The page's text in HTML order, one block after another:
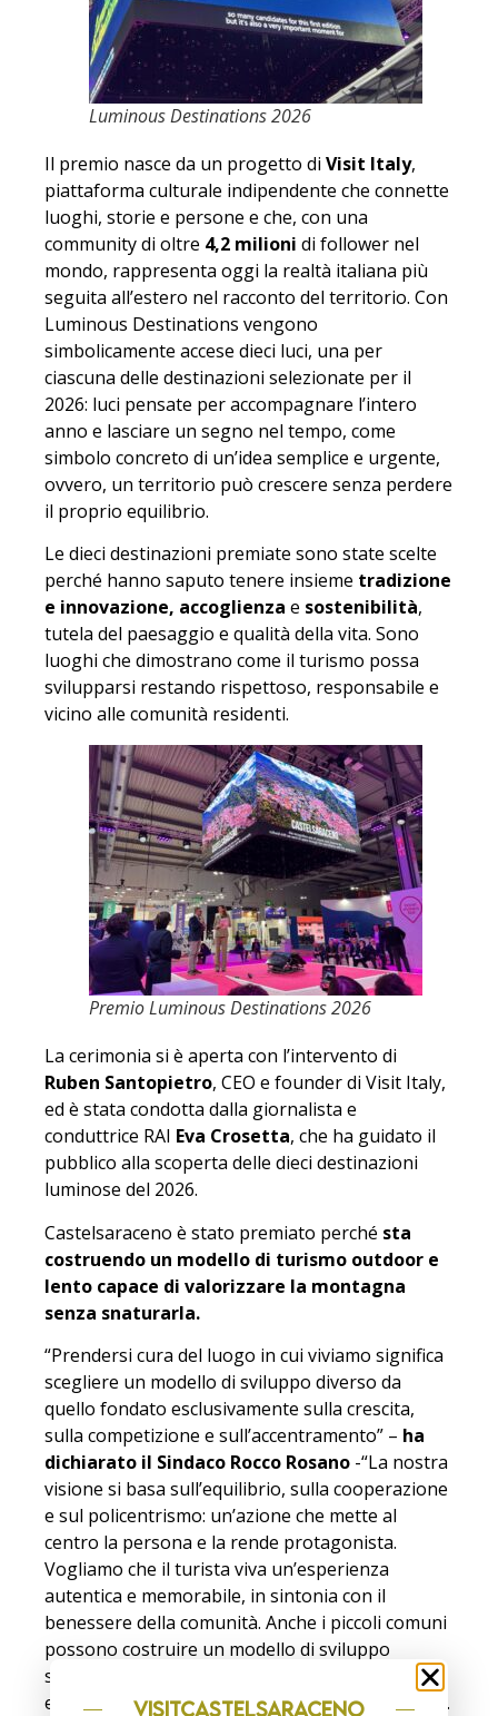
Luminous Destinations 2026
Il premio nasce da un progetto diVisit Italy,
piattaforma culturale indipendente che connette
luoghi, storie e persone e che, con una
community di oltre 4,2 milioni di follower nel
mondo, rappresenta oggi la realtà italiana più
seguita all’estero nel racconto del territorio. Con
Luminous Destinations vengono
simbolicamente accese dieci luci, una per
ciascuna delle destinazioni selezionate per il
2026: luci pensate per accompagnare l’intero
anno e lasciare un segno nel tempo, come
simbolo concreto di un’idea semplice e urgente,
ovvero, un territorio può crescere senza perdere
il proprio equilibrio.
Le dieci destinazioni premiate sono state scelte
perché hanno saputo tenere insieme tradizione
e innovazione, accoglienza e sostenibilità,
tutela del paesaggio e qualità della vita. Sono
luoghi che dimostrano come il turismo possa
svilupparsi restando rispettoso, responsabile e
vicino alle comunità residenti.
Premio Luminous Destinations 2026
La cerimonia si è aperta con l’intervento di
Ruben Santopietro, CEO e founder di Visit Italy,
ed è stata condotta dalla giornalista e
conduttrice RAI Eva Crosetta, che ha guidato il
pubblico alla scoperta delle dieci destinazioni
luminose del 2026.
Castelsaraceno è stato premiato perché sta
costruendo un modello di turismo outdoor e
lento capace di valorizzare la montagna
senza snaturarla.
“Prendersi cura del luogo in cui viviamo significa
scegliere un modello di sviluppo diverso da
quello fondato esclusivamente sulla crescita,
sulla competizione e sull’accentramento” – ha
dichiarato il Sindaco Rocco Rosano -“La nostra
visione si basa sull’equilibrio, sulla cooperazione
e sul policentrismo: un’azione che mette al
centro la persona e la rende protagonista.
Vogliamo che il turista viva un’esperienza
autentica e memorabile, in sintonia con il
benessere della comunità. Anche i piccoli comuni
possono costruire un modello di sviluppo
sostenibile e diventare luoghi di riscatto, vitalità
e nuove opportunità per le giovani generazioni”.
visitCASTELSARACENO